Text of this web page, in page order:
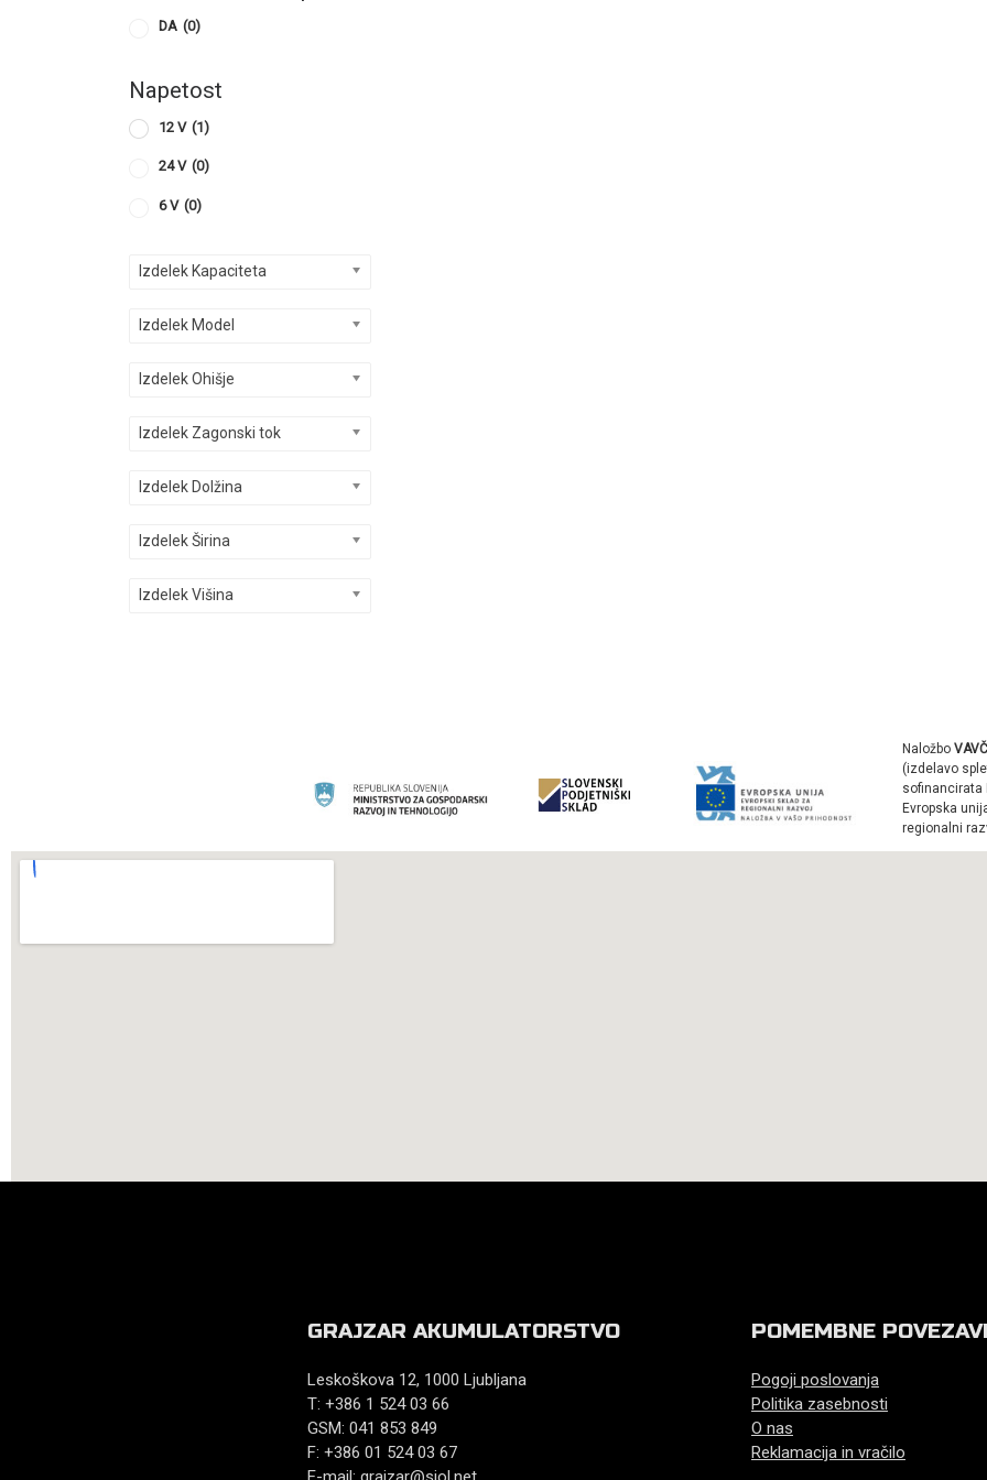
DA (0)
Napetost
12 V (1)
24 V (0)
6 V (0)
Izdelek Kapaciteta
Izdelek Model
Izdelek Ohišje
Izdelek Zagonski tok
Izdelek Dolžina
Izdelek Širina
Izdelek Višina
Naložbo
(izdelavo
sofinancirata
Evropska
regionalni
GRAJZAR AKUMULATORSTVO
Leskoškova 12, 1000 Ljubljana
T: +386 1 524 03 66
GSM: 041 853 849
F: +386 01 524 03 67
POMEMBNE
Pogoji poslovanja
Politika zasebnosti
O nas
Reklamacija in vračilo